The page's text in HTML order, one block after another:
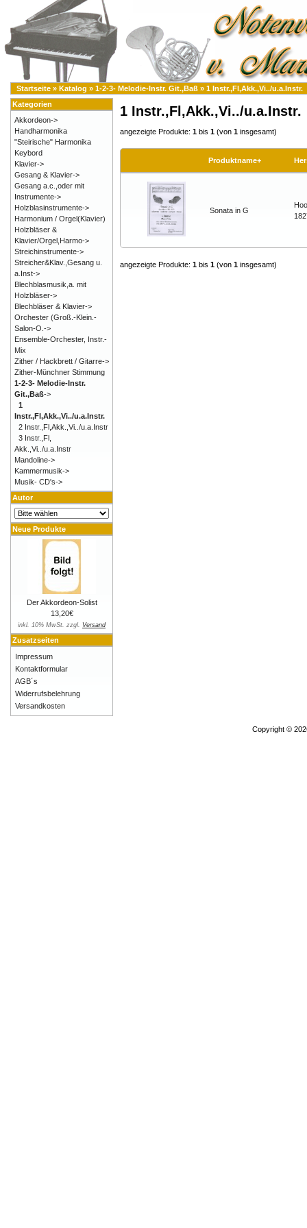
Startseite » Katalog » 1-2-3- Melodie-Instr. Git.,Baß » 1 Instr.,Fl,Akk.,Vi../u.a.Instr.
1 Instr.,Fl,Akk.,Vi../u.a.Instr.
angezeigte Produkte: 1 bis 1 (von 1 insgesamt)
Produktname+
Sonata in G
angezeigte Produkte: 1 bis 1 (von 1 insgesamt)
Kategorien
Akkordeon->
Handharmonika
"Steirische" Harmonika
Keybord
Klavier->
Gesang & Klavier->
Gesang a.c.,oder mit
Instrumente->
Holzblasinstrumente->
Harmonium / Orgel(Klavier)
Holzbläser &
Klavier/Orgel,Harmo->
Streichinstrumente->
Streicher&Klav.,Gesang u.
a.Inst->
Blechblasmusik,a. mit
Holzbläser->
Blechbläser & Klavier->
Orchester (Groß.-Klein.-
Salon-O.->
Ensemble-Orchester, Instr.-
Mix
Zither / Hackbrett / Gitarre->
Zither-Münchner Stimmung
1-2-3- Melodie-Instr.
Git.,Baß->
1
Instr.,Fl,Akk.,Vi../u.a.Instr.
2 Instr.,Fl,Akk.,Vi../u.a.Instr
3 Instr.,Fl,
Akk.,Vi../u.a.Instr
Mandoline->
Kammermusik->
Musik- CD's->
Autor
Neue Produkte
Der Akkordeon-Solist
13,20€
inkl. 10% MwSt. zzgl. Versand
Zusatzseiten
Impressum
Kontaktformular
AGB´s
Widerrufsbelehrung
Versandkosten
Copyright ©